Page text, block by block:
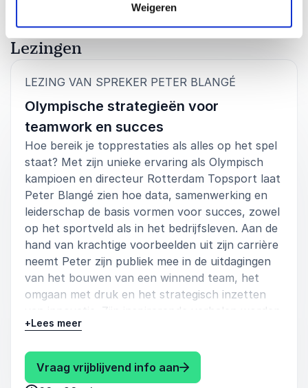
Weigeren
Lezingen
LEZING VAN SPREKER PETER BLANGÉ
Olympische strategieën voor
teamwork en succes
Hoe bereik je topprestaties als alles op het spel
staat? Met zijn unieke ervaring als Olympisch
kampioen en directeur Rotterdam Topsport laat
Peter Blangé zien hoe data, samenwerking en
leiderschap de basis vormen voor succes, zowel
op het sportveld als in het bedrijfsleven. Aan de
hand van krachtige voorbeelden uit zijn carrière
neemt Peter zijn publiek mee in de uitdagingen
van het bouwen van een winnend team, het
omgaan met druk en het strategisch inzetten
van innovatie. Zijn inspirerende verhalen worden
gecombineerd met concrete inzichten die direct
alleen worden geraakt, maar ook praktische
handvatten krijgen om hun eigen prestaties naar
+Lees meer
Vraag vrijblijvend info aan: Peter Blangé